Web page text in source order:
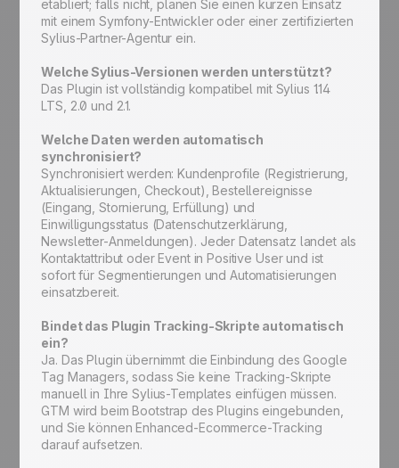
etabliert; falls nicht, planen Sie einen kurzen Einsatz
mit einem Symfony-Entwickler oder einer zertifizierten
Sylius-Partner-Agentur ein.
Welche Sylius-Versionen werden unterstützt?
Das Plugin ist vollständig kompatibel mit Sylius 1.14
LTS, 2.0 und 2.1.
Welche Daten werden automatisch
synchronisiert?
Synchronisiert werden: Kundenprofile (Registrierung,
Aktualisierungen, Checkout), Bestellereignisse
(Eingang, Stornierung, Erfüllung) und
Einwilligungsstatus (Datenschutzerklärung,
Newsletter-Anmeldungen). Jeder Datensatz landet als
Kontaktattribut oder Event in Positive User und ist
sofort für Segmentierungen und Automatisierungen
einsatzbereit.
Bindet das Plugin Tracking-Skripte automatisch
ein?
Ja. Das Plugin übernimmt die Einbindung des Google
Tag Managers, sodass Sie keine Tracking-Skripte
manuell in Ihre Sylius-Templates einfügen müssen.
GTM wird beim Bootstrap des Plugins eingebunden,
und Sie können Enhanced-Ecommerce-Tracking
darauf aufsetzen.